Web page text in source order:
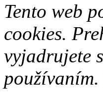
Tento web
cookies.
vyjadrujete
používaním.